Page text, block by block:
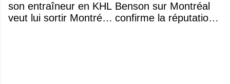
son entraîneur en KHL
veut lui sortir Montréal
Benson sur Montréal
confirme la réputation